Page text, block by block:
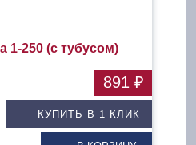
1-250 (с тубусом)
КУПИТЬ В 1 КЛИК
891 ₽